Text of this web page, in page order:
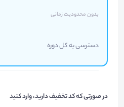
بدون محدودیت زمانی
دسترسی به کل دوره
در صورتی که کد تخفیف دارید، وارد کنید